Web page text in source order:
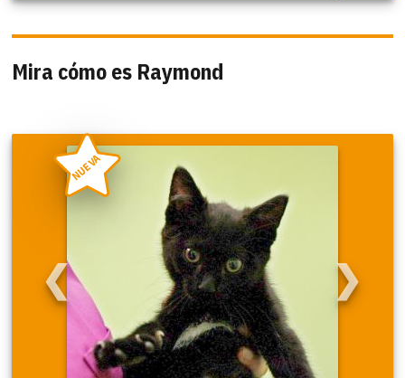
Mira cómo es Raymond
❮ ❯
NUEVA